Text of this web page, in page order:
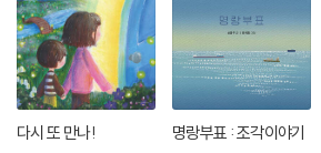
다시 또 만나! 명랑부표 : 조각이야기